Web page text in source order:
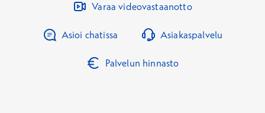
Varaa videovastaanotto
Asioi chatissa Asiakaspalvelu
Palvelun hinnasto